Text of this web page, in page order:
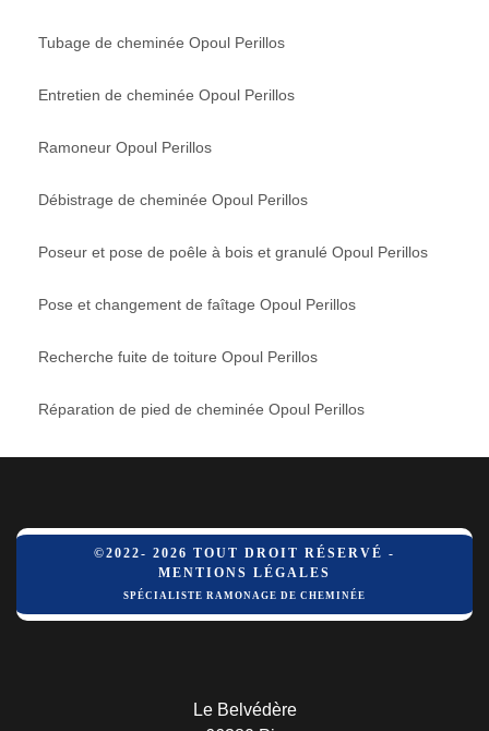
Tubage de cheminée Opoul Perillos
Entretien de cheminée Opoul Perillos
Ramoneur Opoul Perillos
Débistrage de cheminée Opoul Perillos
Poseur et pose de poêle à bois et granulé Opoul Perillos
Pose et changement de faîtage Opoul Perillos
Recherche fuite de toiture Opoul Perillos
Réparation de pied de cheminée Opoul Perillos
©2022- 2026 TOUT DROIT RÉSERVÉ -
MENTIONS LÉGALES
SPÉCIALISTE RAMONAGE DE CHEMINÉE
Le Belvédère